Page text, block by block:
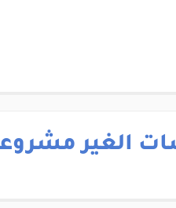
الغير